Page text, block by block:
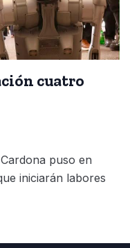
cuatro
puso en
iniciarán labores